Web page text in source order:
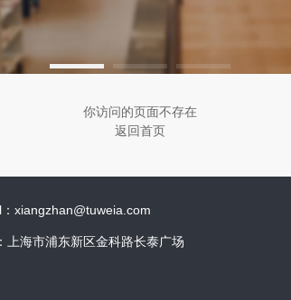
你访问的页面不存在
返回首页
xiangzhan@tuweia.com
上海市浦东新区金科路长泰广场